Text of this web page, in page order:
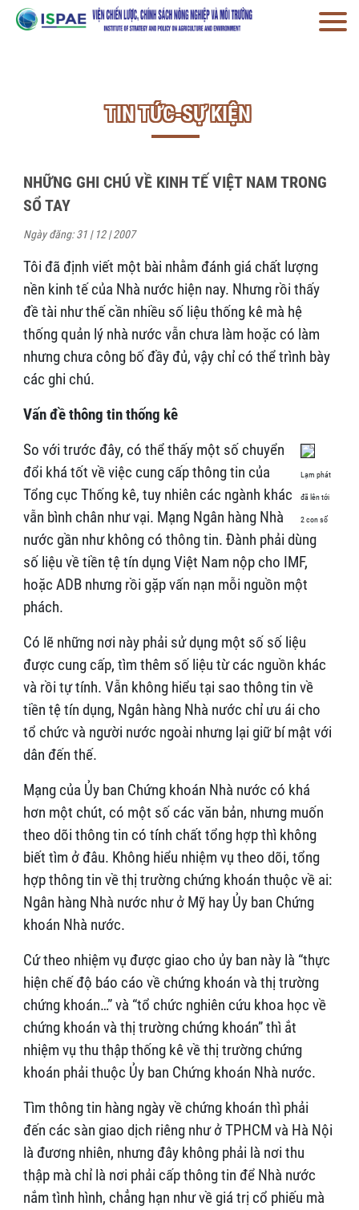
TIN TỨC-SỰ KIỆN
NHỮNG GHI CHÚ VỀ KINH TẾ VIỆT NAM TRONG
SỔ TAY
Ngày đăng: 31 | 12 | 2007
Tôi đã định viết một bài nhằm đánh giá chất lượng
nền kinh tế của Nhà nước hiện nay. Nhưng rồi thấy
đề tài như thế cần nhiều số liệu thống kê mà hệ
thống quản lý nhà nước vẫn chưa làm hoặc có làm
nhưng chưa công bố đầy đủ, vậy chỉ có thể trình bày
các ghi chú.
Vấn đề thông tin thống kê
Lạm phát
đã lên tới
2 con số
So với trước đây, có thể thấy một số chuyển
đổi khá tốt về việc cung cấp thông tin của
Tổng cục Thống kê, tuy nhiên các ngành khác
vẫn bình chân như vại. Mạng Ngân hàng Nhà
nước gần như không có thông tin. Đành phải dùng
số liệu về tiền tệ tín dụng Việt Nam nộp cho IMF,
hoặc ADB nhưng rồi gặp vấn nạn mỗi nguồn một
phách.
Có lẽ những nơi này phải sử dụng một số số liệu
được cung cấp, tìm thêm số liệu từ các nguồn khác
và rồi tự tính. Vẫn không hiểu tại sao thông tin về
tiền tệ tín dụng, Ngân hàng Nhà nước chỉ ưu ái cho
tổ chức và người nước ngoài nhưng lại giữ bí mật với
dân đến thế.
Mạng của Ủy ban Chứng khoán Nhà nước có khá
hơn một chút, có một số các văn bản, nhưng muốn
theo dõi thông tin có tính chất tổng hợp thì không
biết tìm ở đâu. Không hiểu nhiệm vụ theo dõi, tổng
hợp thông tin về thị trường chứng khoán thuộc về ai:
Ngân hàng Nhà nước như ở Mỹ hay Ủy ban Chứng
khoán Nhà nước.
Cứ theo nhiệm vụ được giao cho ủy ban này là “thực
hiện chế độ báo cáo về chứng khoán và thị trường
chứng khoán…” và “tổ chức nghiên cứu khoa học về
chứng khoán và thị trường chứng khoán” thì ắt
nhiệm vụ thu thập thống kê về thị trường chứng
khoán phải thuộc Ủy ban Chứng khoán Nhà nước.
Tìm thông tin hàng ngày về chứng khoán thì phải
đến các sàn giao dịch riêng như ở TPHCM và Hà Nội
là đương nhiên, nhưng đây không phải là nơi thu
thập mà chỉ là nơi phải cấp thông tin để Nhà nước
nắm tình hình, chẳng hạn như về giá trị cổ phiếu mà